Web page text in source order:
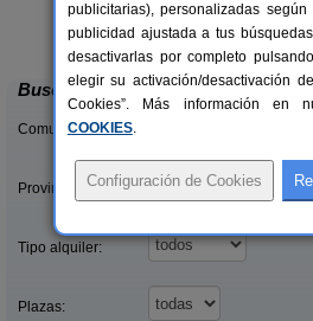
El Refugio de Inma II
San Martín del Castañar
Buscar
Comunidades:
Provincias/Islas:
Tipo alquiler:
Plazas:
publicitarias), personalizadas
publicidad ajustada a tus
desactivarlas por completo
elegir su activación/desactivación
Cookies”. Más información en
COOKIES.